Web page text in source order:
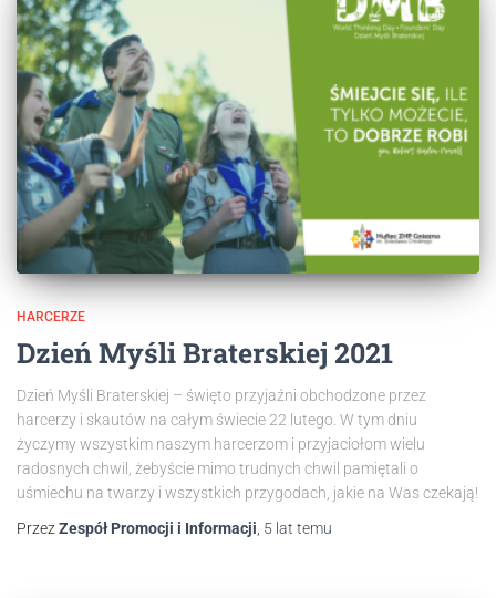
HARCERZE
Dzień Myśli Braterskiej 2021
Dzień Myśli Braterskiej – święto przyjaźni obchodzone przez
harcerzy i skautów na całym świecie 22 lutego. W tym dniu
życzymy wszystkim naszym harcerzom i przyjaciołom wielu
radosnych chwil, żebyście mimo trudnych chwil pamiętali o
uśmiechu na twarzy i wszystkich przygodach, jakie na Was czekają!
Przez Zespół Promocji i Informacji 5 lat temu